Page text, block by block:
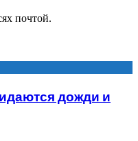
почтой.
дожди и